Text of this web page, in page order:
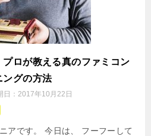
プロが教える真のファミコン
ングの方法
日： 2017年10月22日
アです。 今日は、 フーフーして